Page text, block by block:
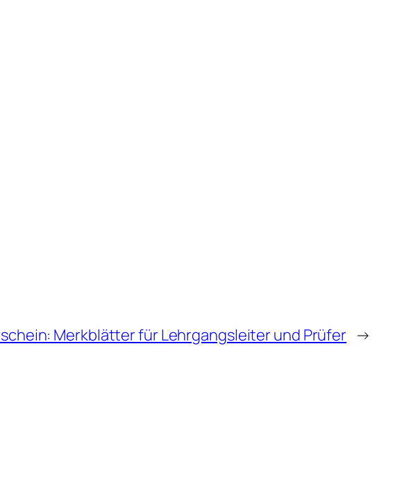
Merkblätter für Lehrgangsleiter und Prüfer →